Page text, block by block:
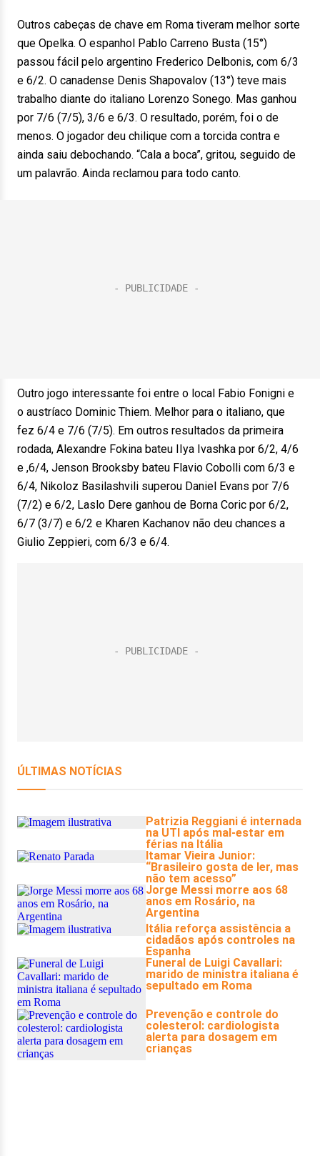
Outros cabeças de chave em Roma tiveram melhor sorte
que Opelka. O espanhol Pablo Carreno Busta (15°)
passou fácil pelo argentino Frederico Delbonis, com 6/3
e 6/2. O canadense Denis Shapovalov (13°) teve mais
trabalho diante do italiano Lorenzo Sonego. Mas ganhou
por 7/6 (7/5), 3/6 e 6/3. O resultado, porém, foi o de
menos. O jogador deu chilique com a torcida contra e
ainda saiu debochando. “Cala a boca”, gritou, seguido de
um palavrão. Ainda reclamou para todo canto.
Outro jogo interessante foi entre o local Fabio Fonigni e
o austríaco Dominic Thiem. Melhor para o italiano, que
fez 6/4 e 7/6 (7/5). Em outros resultados da primeira
rodada, Alexandre Fokina bateu IIya Ivashka por 6/2, 4/6
e ,6/4, Jenson Brooksby bateu Flavio Cobolli com 6/3 e
6/4, Nikoloz Basilashvili superou Daniel Evans por 7/6
(7/2) e 6/2, Laslo Dere ganhou de Borna Coric por 6/2,
6/7 (3/7) e 6/2 e Kharen Kachanov não deu chances a
Giulio Zeppieri, com 6/3 e 6/4.